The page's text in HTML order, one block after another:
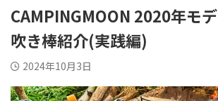
CAMPINGMOON 2020年モ
吹き棒紹介(実践編)
2024年10月3日